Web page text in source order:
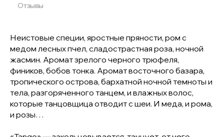
Отзывы
Неистовые специи, яростные пряности, ром с
медом лесных пчел, сладострастная роза, ночной
жасмин. Аромат зрелого черного трюфеля,
фиников, бобов тонка. Аромат восточного базара,
тропического острова, бархатной ночной темноты и
тела, разгоряченного танцем, и влажных волос,
которые танцовщица отводит с шеи. И меда, и рома,
и розы…